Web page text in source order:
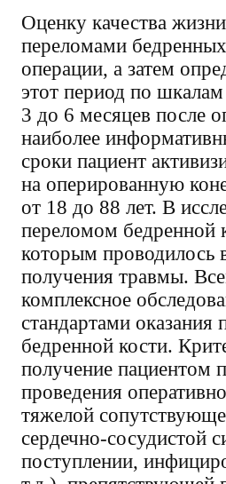
Оценку качества
переломами
операции, а затем
этот период по
3 до 6 месяцев после
наиболее
сроки пациент
на оперированную
от 18 до 88 лет. В
переломом бедренной
которым проводилось
получения травмы.
комплексное
стандартами
бедренной кости.
получение пациентом
проведения
тяжелой
сердечно-сосудистой
поступлении,